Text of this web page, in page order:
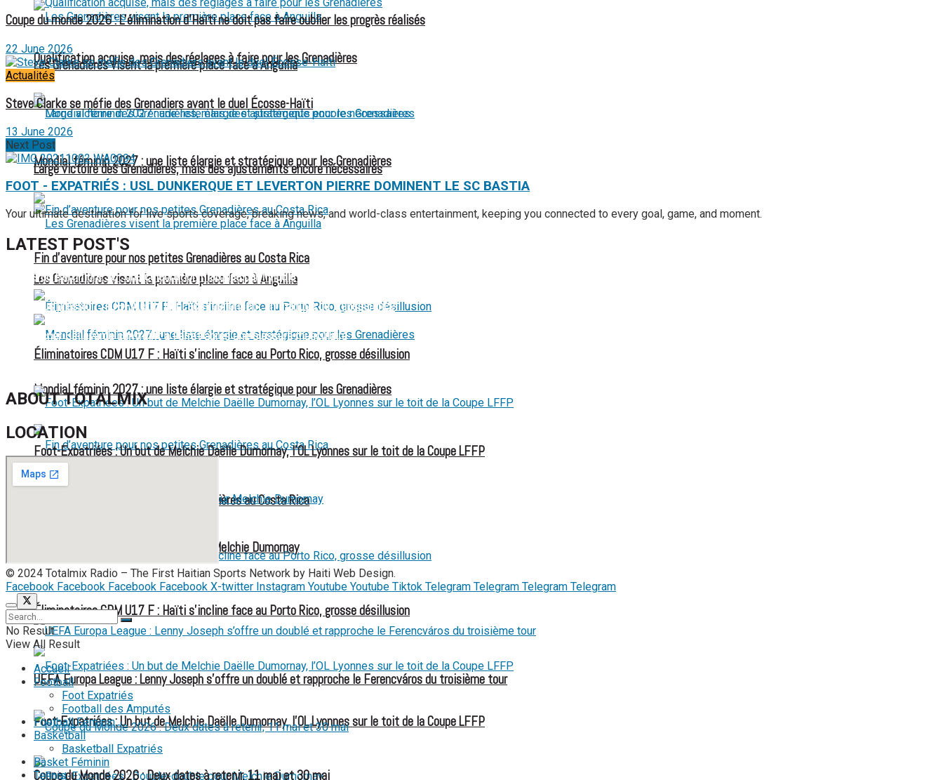
Qualification acquise, mais des réglages à faire pour les Grenadières
Large victoire des Grenadières, mais des ajustements encore nécessaires
Les Grenadières visent la première place face à Anguilla
Mondial féminin 2027 : une liste élargie et stratégique pour les Grenadières
Fin d’aventure pour nos petites Grenadières au Costa Rica
Éliminatoires CDM U17 F : Haïti s’incline face au Porto Rico, grosse désillusion
Foot-Expatriées : Un but de Melchie Daëlle Dumornay, l’OL Lyonnes sur le toit de la Coupe LFFP
Les Grenadières visent la première place face à Anguilla
Mondial féminin 2027 : une liste élargie et stratégique pour les Grenadières
Fin d’aventure pour nos petites Grenadières au Costa Rica
Éliminatoires CDM U17 F : Haïti s’incline face au Porto Rico, grosse désillusion
Foot-Expatriées : Un but de Melchie Daëlle Dumornay, l’OL Lyonnes sur le toit de la Coupe LFFP
Foot-Expatriées : Double-double pour Melchie Dumornay
FOOT EXPATRIÉS
UEFA Europa League : Lenny Joseph s’offre un doublé et rapproche le Ferencváros du troisième tour
Coupe du Monde 2026 : Deux dates à retenir, 11 mai et 30 mai
Coupe du monde 2026 : L’élimination d’Haïti ne doit pas faire oublier les progrès réalisés
22 June 2026
Actualités
Steve Clarke se méfie des Grenadiers avant le duel Écosse-Haïti
13 June 2026
Next Post
FOOT - EXPATRIÉS : USL DUNKERQUE ET LEVERTON PIERRE DOMINENT LE SC BASTIA
Your ultimate destination for live sports coverage, breaking news, and world-class entertainment, keeping you connected to every goal, game, and moment.
LATEST POST'S
52 ans du Baltimore SC : une célébration marquée par l’inquiétude et les interrogations
FIFA sous pression : l’UEFA et la Concacaf dénoncent un manque de transparence
Jean-Ricner Bellegarde contraint à l’arrêt après une blessure musculaire
Championnat U20 de la Concacaf : Haïti s’incline lourdement face aux États-Unis pour son entrée en lice
ABOUT TOTALMIX
LOCATION
© 2024 Totalmix Radio – The First Haitian Sports Network by Haiti Web Design.
Facebook Facebook Facebook Facebook X-twitter Instagram Youtube Youtube Tiktok Telegram Telegram Telegram Telegram
No Result
View All Result
Accueil
Football
Foot Expatriés
Football des Amputés
Football Féminin
Basketball
Basketball Expatriés
Basket Féminin
Tennis